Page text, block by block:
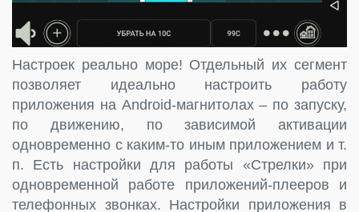
Настроек реально море! Отдельный их сегмент
позволяет идеально настроить работу
приложения на Android-магнитолах – по запуску,
по движению, по зависимой активации
одновременно с каким-то иным приложением и т.
п. Есть настройки для работы «Стрелки» при
одновременной работе приложений-плееров и
телефонных звонках. Настройки приложения в